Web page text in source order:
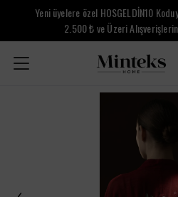
Yeni üyelere özel HOSGELDİN10
2.500 ₺ ve Üzeri